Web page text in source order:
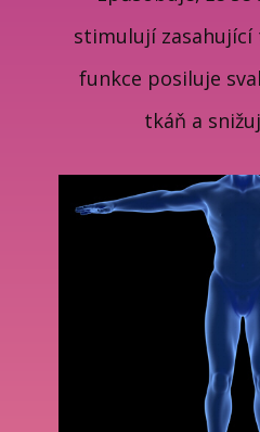
stimulují zasahující
funkce posiluje
tkáň a